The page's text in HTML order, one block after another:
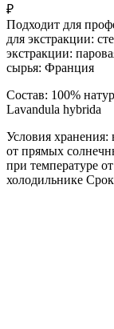
₽
Подходит для
для экстракции:
экстракции:
сырья: Франция
Состав: 100%
Lavandula hybrida
Условия
от прямых
при температуре
холодильнике